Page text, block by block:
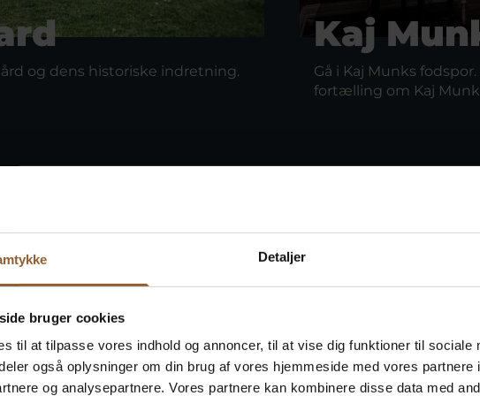
Detaljer
bruger cookies
til at tilpasse vores indhold og annoncer, til at vise dig funktioner til sociale
også oplysninger om din brug af vores hjemmeside med vores partnere
og analysepartnere. Vores partnere kan kombinere disse data med
og dens historiske indretning.
Kaj
Gå i Kaj Munks
fortælling om Kaj